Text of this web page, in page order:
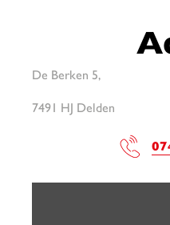
De Berken 5,
7491 HJ Delden